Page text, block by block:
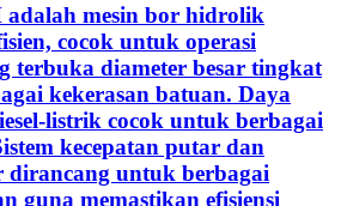
mesin bor hidrolik
cocok untuk operasi
terbuka diameter besar tingkat
kekerasan batuan. Daya
listrik cocok untuk berbagai
kecepatan putar dan
dirancang untuk berbagai
guna memastikan efisiensi